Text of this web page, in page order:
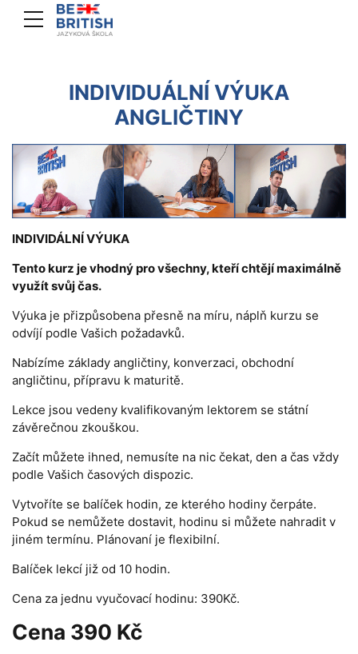
INDIVIDUÁLNÍ VÝUKA
ANGLIČTINY
INDIVIDÁLNÍ VÝUKA
Tento kurz je vhodný pro všechny, kteří chtějí maximálně
využít svůj čas.
Výuka je přizpůsobena přesně na míru, náplň kurzu se
odvíjí podle Vašich požadavků.
Nabízíme základy angličtiny, konverzaci, obchodní
angličtinu, přípravu k maturitě.
Lekce jsou vedeny kvalifikovaným lektorem se státní
závěrečnou zkouškou.
Začít můžete ihned, nemusíte na nic čekat, den a čas vždy
podle Vašich časových dispozic.
Vytvoříte se balíček hodin, ze kterého hodiny čerpáte.
Pokud se nemůžete dostavit, hodinu si můžete nahradit v
jiném termínu. Plánovaní je flexibilní.
Balíček lekcí již od 10 hodin.
Cena za jednu vyučovací hodinu: 390Kč.
Cena 390 Kč